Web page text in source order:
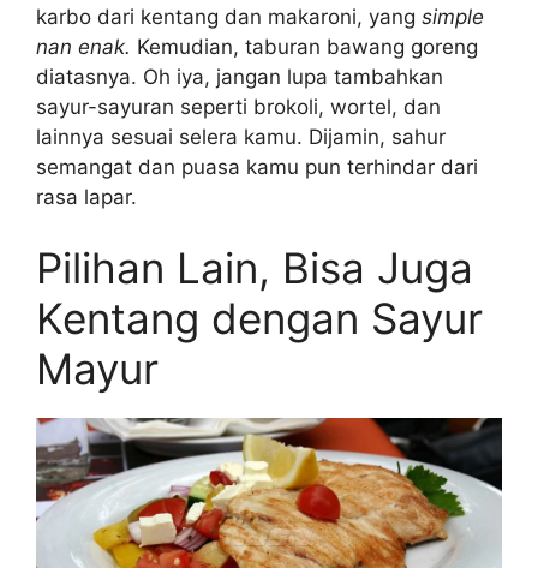
karbo dari kentang dan makaroni, yang simple
nan enak. Kemudian, taburan bawang goreng
diatasnya. Oh iya, jangan lupa tambahkan
sayur-sayuran seperti brokoli, wortel, dan
lainnya sesuai selera kamu. Dijamin, sahur
semangat dan puasa kamu pun terhindar dari
rasa lapar.
Pilihan Lain, Bisa Juga
Kentang dengan Sayur
Mayur